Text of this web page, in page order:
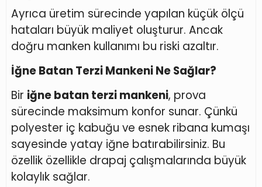
Ayrıca üretim sürecinde yapılan küçük ölçü
hataları büyük maliyet oluşturur. Ancak
doğru manken kullanımı bu riski azaltır.
İğne Batan Terzi Mankeni Ne Sağlar?
Bir iğne batan terzi mankeni, prova
sürecinde maksimum konfor sunar. Çünkü
polyester iç kabuğu ve esnek ribana kumaşı
sayesinde yatay iğne batırabilirsiniz. Bu
özellik özellikle drapaj çalışmalarında büyük
kolaylık sağlar.